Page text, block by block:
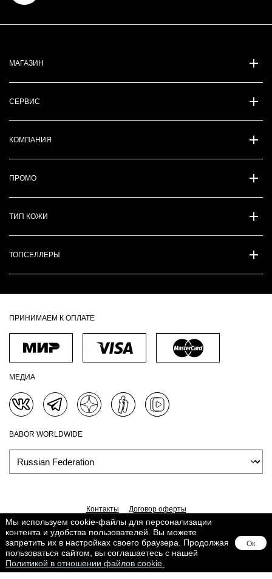
МАГАЗИН
СЕРВИС
КОМПАНИЯ
ПРОМО
ТИП КОЖИ
ТОПСЕЛЛЕРЫ
ПРИНИМАЕМ К ОПЛАТЕ
МЕДИА
BABOR WORLDWIDE
Контакты
Договор оферты
Политика обработки персональных данных
Доставка
Обработка персональных данных
Сведения о Cookies
Поддерживается вLighthouse
Мы используем cookie-файлы для персонализации
контента и удобства пользователей. Вы можете
запретить их в настройках своего браузера. Продолжая
пользоваться сайтом, вы соглашаетесь с нашей
Политикой в отношении файлов cookie.
Ок